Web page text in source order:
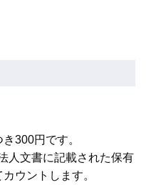
300円です。
人文書に記載された保有
ウントします。